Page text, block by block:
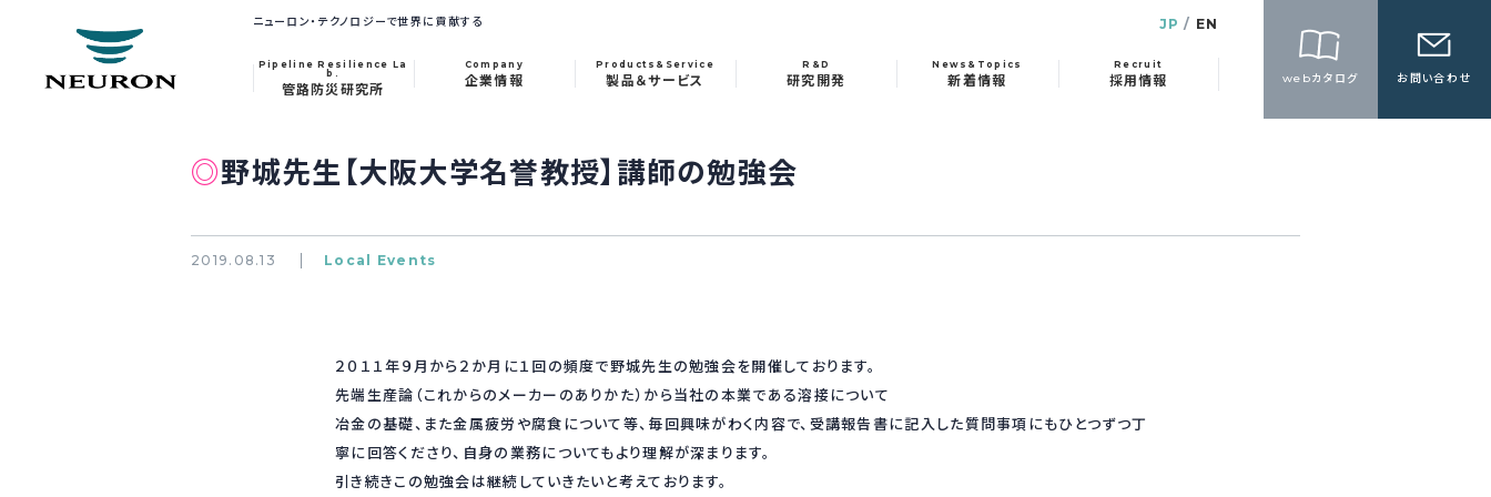
ニューロン・テクノロジーで世界に貢献する JP EN
Pipeline Resilience La
b.
管路防災研究所
Company
企業情報
Products&Service
製品＆サービス
R&D
研究開発
News&Topics
新着情報
Recruit
採用情報 webカタログ お問い合わせ
◎野城先生【大阪大学名誉教授】講師の勉強会
2019.08.13 Local Events
２０１１年９月から２か月に１回の頻度で野城先生の勉強会を開催しております。
先端生産論（これからのメーカーのありかた）から当社の本業である溶接について
冶金の基礎、また金属疲労や腐食について等、毎回興味がわく内容で、受講報告書に記入した質問事項にもひとつずつ丁
寧に回答くださり、自身の業務についてもより理解が深まります。
引き続きこの勉強会は継続していきたいと考えております。